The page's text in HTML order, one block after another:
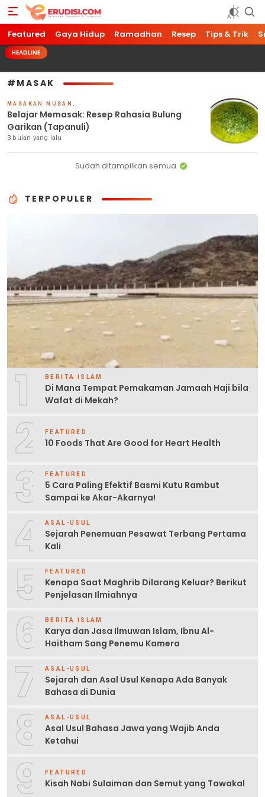
Erudisi
Temukan Jawaban dan Inspirasi
Featured Gaya Hidup Ramadhan Resep Tips & Trik
HEADLINE
#MASAK
MASAKAN NUSANTARA
Belajar Memasak: Resep Rahasia Bulung
Garikan (Tapanuli)
3 bulan yang lalu
Sudah ditampilkan semua
TERPOPULER
1 BERITA ISLAM
Di Mana Tempat Pemakaman Jamaah Haji bila
Wafat di Mekah?
2 FEATURED
10 Foods That Are Good for Heart Health
3 FEATURED
5 Cara Paling Efektif Basmi Kutu Rambut
Sampai ke Akar-Akarnya!
4 ASAL-USUL
Sejarah Penemuan Pesawat Terbang Pertama
Kali
5 FEATURED
Kenapa Saat Maghrib Dilarang Keluar? Berikut
Penjelasan Ilmiahnya
6 BERITA ISLAM
Karya dan Jasa Ilmuwan Islam, Ibnu Al-
Haitham Sang Penemu Kamera
7 ASAL-USUL
Sejarah dan Asal Usul Kenapa Ada Banyak
Bahasa di Dunia
8 ASAL-USUL
Asal Usul Bahasa Jawa yang Wajib Anda
Ketahui
9 FEATURED
Kisah Nabi Sulaiman dan Semut yang Tawakal